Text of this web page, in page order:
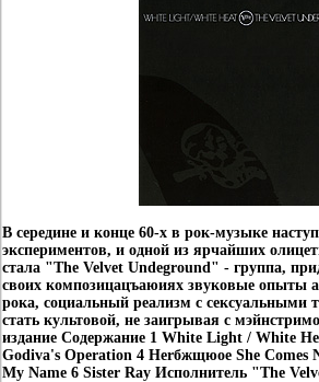
В середине и конце 60-х в рок-музыке
экспериментов, и одной из ярчайших
стала "The Velvet Undeground" - группа,
своих композицацъаюиях звуковые опыты
рока, социальный реализм с сексуальными
стать культовой, не заигрывая с
издание Содержание 1 White Light / White
Godiva's Operation 4 Herбжщюоe She Comes
My Name 6 Sister Ray Исполнитель "The